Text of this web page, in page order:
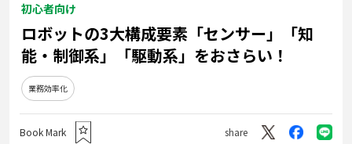
初心者向け
ロボットの3大構成要素「センサー」「知
能・制御系」「駆動系」をおさらい！
業務効率化
Book Mark share